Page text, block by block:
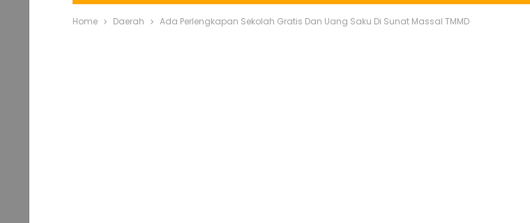
Home Daerah Ada Perlengkapan Sekolah Gratis Dan Uang Saku Di Sunat Massal TMMD